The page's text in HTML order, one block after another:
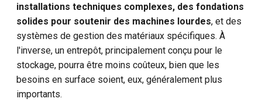
installations techniques complexes, des fondations
solides pour soutenir des machines lourdes, et des
systèmes de gestion des matériaux spécifiques. À
l'inverse, un entrepôt, principalement conçu pour le
stockage, pourra être moins coûteux, bien que les
besoins en surface soient, eux, généralement plus
importants.